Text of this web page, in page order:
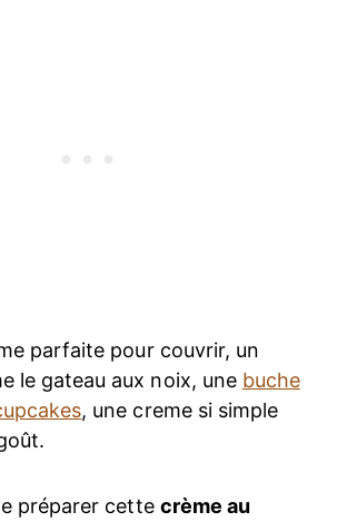
parfaite pour couvrir, un
le gateau aux noix, une buche
, une creme si simple
préparer cette crème au